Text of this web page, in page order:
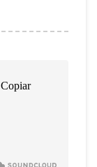
Copiar